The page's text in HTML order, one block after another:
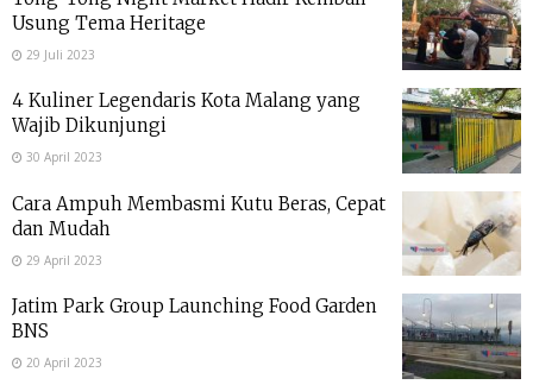
Usung Tema Heritage
29 Juli 2023
4 Kuliner Legendaris Kota Malang yang
Wajib Dikunjungi
30 April 2023
Cara Ampuh Membasmi Kutu Beras, Cepat
dan Mudah
29 April 2023
Jatim Park Group Launching Food Garden
BNS
20 April 2023